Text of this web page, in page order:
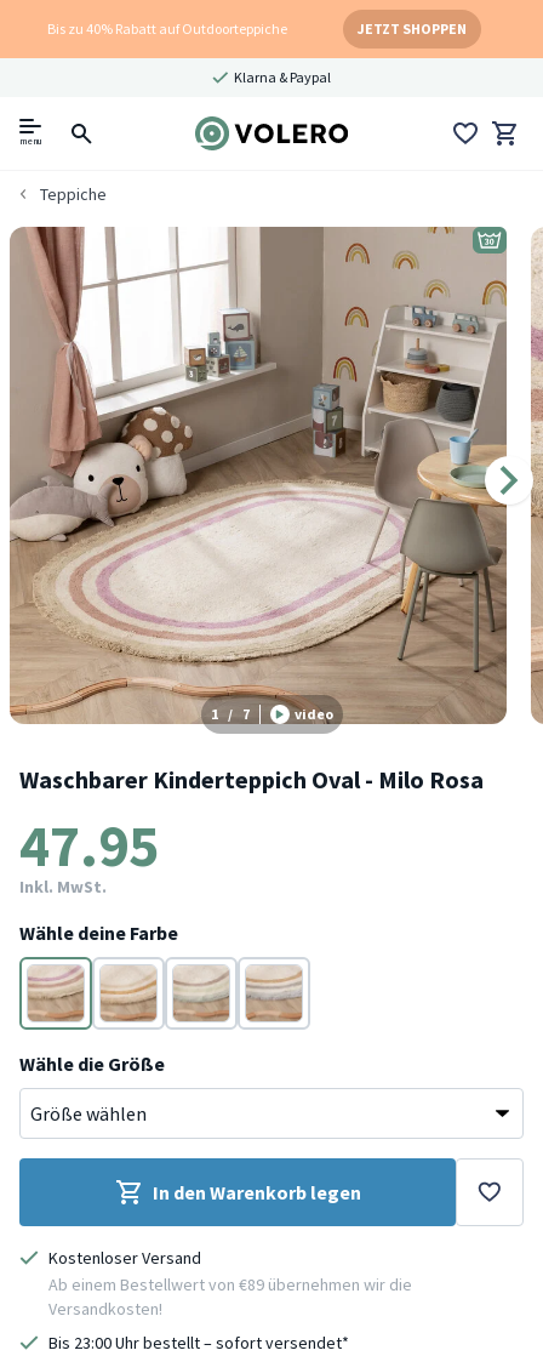
Bis zu 40% Rabatt auf Outdoorteppiche JETZT SHOPPEN
Klarna & Paypal
menu
Teppiche
1 / 7 video
Waschbarer Kinderteppich Oval - Milo Rosa
47.95
Inkl. MwSt.
Wähle deine Farbe
Rosa Beige Grün
Grau
Wähle die Größe
In den Warenkorb legen
Kostenloser Versand
Ab einem Bestellwert von €89 übernehmen wir die
Versandkosten!
Bis 23:00 Uhr bestellt – sofort versendet*